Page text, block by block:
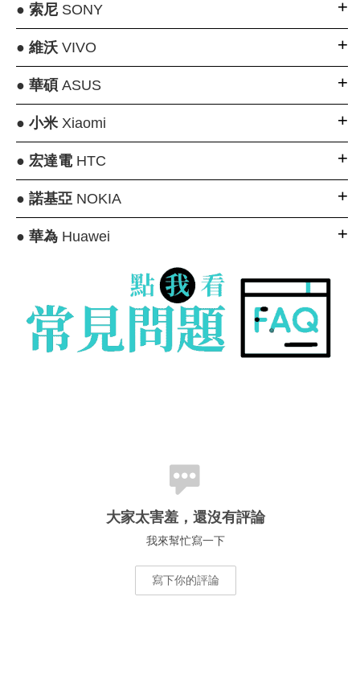
● 索尼SONY
● 維沃VIVO
● 華碩ASUS
● 小米Xiaomi
● 宏達電HTC
● 諾基亞NOKIA
● 華為Huawei
大家太害羞，還沒有評論
我來幫忙寫一下
寫下你的評論